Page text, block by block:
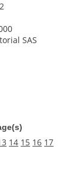
SAS
14 15 16 17